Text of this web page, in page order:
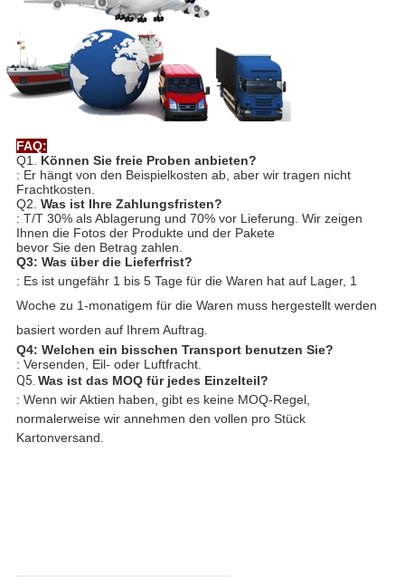
FAQ:
Q1. Können Sie freie Proben anbieten?
: Er hängt von den Beispielkosten ab, aber wir tragen nicht
Frachtkosten.
Q2. Was ist Ihre Zahlungsfristen?
: T/T 30% als Ablagerung und 70% vor Lieferung. Wir zeigen
Ihnen die Fotos der Produkte und der Pakete
bevor Sie den Betrag zahlen.
Q3: Was über die Lieferfrist?
: Es ist ungefähr 1 bis 5 Tage für die Waren hat auf Lager, 1
Woche zu 1-monatigem für die Waren muss hergestellt werden
basiert worden auf Ihrem Auftrag.
Q4: Welchen ein bisschen Transport benutzen Sie?
: Versenden, Eil- oder Luftfracht.
Q5. Was ist das MOQ für jedes Einzelteil?
: Wenn wir Aktien haben, gibt es keine MOQ-Regel,
normalerweise wir annehmen den vollen pro Stück
Kartonversand.